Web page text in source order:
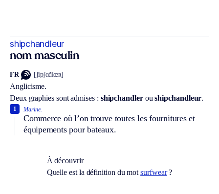
shipchandleur
nom masculin
FR [ʃipʃɑ̃dlœʀ]
Anglicisme.
Deux graphies sont admises : shipchandleroushipchandleur.
Marine.
Commerce où l’on trouve toutes les fournitures et
équipements pour bateaux.
1
À découvrir
Quelle est la définition du motsurfwear?